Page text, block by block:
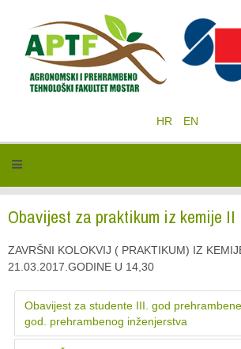
HR EN
Obavijest za praktikum iz kemije II
ZAVRŠNI KOLOKVIJ ( PRAKTIKUM) IZ
21.03.2017.GODINE U 14,30
Obavijest za studente III. god
god. prehrambenog inženjerstva